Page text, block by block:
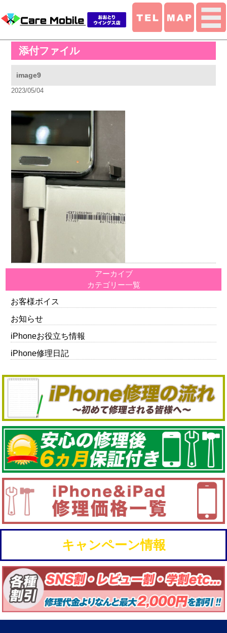
添付ファイル
image9
2023/05/04
アーカイブ
カテゴリー一覧
お客様ボイス
お知らせ
iPhoneお役立ち情報
iPhone修理日記
キャンペーン情報